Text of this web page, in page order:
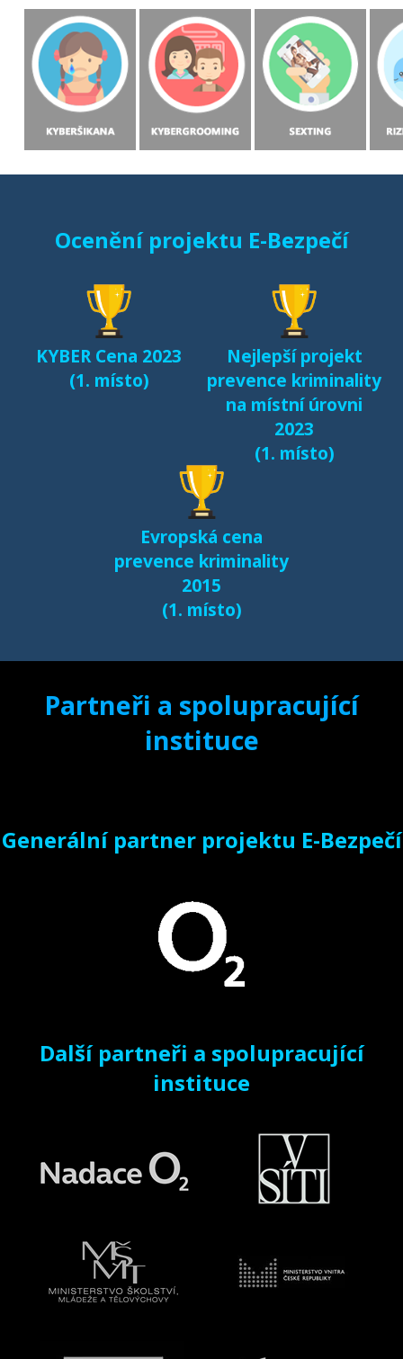
Ocenění projektu E-Bezpečí
KYBER Cena 2023
(1. místo)
Nejlepší projekt
prevence kriminality
na místní úrovni
2023
(1. místo)
Evropská cena
prevence kriminality
2015
(1. místo)
Partneři a spolupracující
instituce
Generální partner projektu E-Bezpečí
Další partneři a spolupracující
instituce